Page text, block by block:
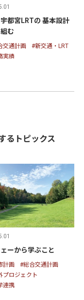
都宮LRTの 基本設計
む
交通計画
#新交通・LRT
実績
るトピックス
ーから学ぶこと
計画
#総合交通計画
プロジェクト
連携